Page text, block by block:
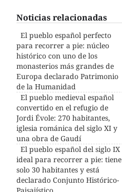
Noticias relacionadas
El pueblo español perfecto
para recorrer a pie: núcleo
histórico con uno de los
monasterios más grandes de
Europa declarado Patrimonio
de la Humanidad
El pueblo medieval español
convertido en el refugio de
Jordi Évole: 270 habitantes,
iglesia románica del siglo XI y
una obra de Gaudí
El pueblo español del siglo IX
ideal para recorrer a pie: tiene
solo 30 habitantes y está
declarado Conjunto Histórico-
Paisajístico